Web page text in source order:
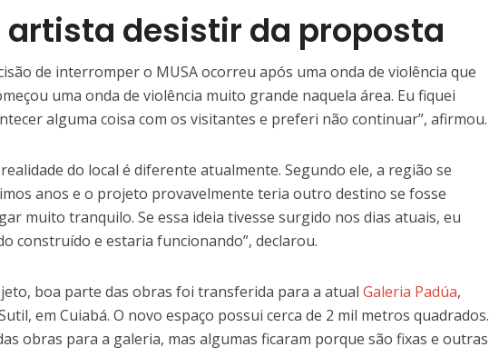
artista desistir da proposta
de interromper o MUSA ocorreu após uma onda de violência que
uma onda de violência muito grande naquela área. Eu fiquei
alguma coisa com os visitantes e preferi não continuar”, afirmou.
do local é diferente atualmente. Segundo ele, a região se
anos e o projeto provavelmente teria outro destino se fosse
muito tranquilo. Se essa ideia tivesse surgido nos dias atuais, eu
construído e estaria funcionando”, declarou.
boa parte das obras foi transferida para a atual Galeria Padúa,
em Cuiabá. O novo espaço possui cerca de 2 mil metros quadrados.
obras para a galeria, mas algumas ficaram porque são fixas e outras